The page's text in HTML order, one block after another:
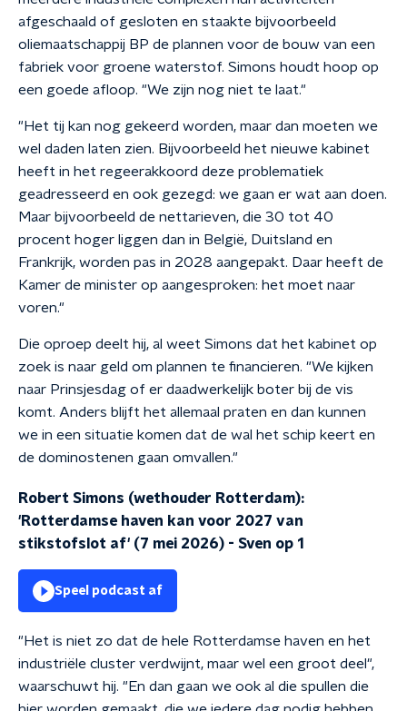
afgeschaald of gesloten en staakte bijvoorbeeld
oliemaatschappij BP de plannen voor de bouw van een
fabriek voor groene waterstof. Simons houdt hoop op
een goede afloop. "We zijn nog niet te laat."
"Het tij kan nog gekeerd worden, maar dan moeten we
wel daden laten zien. Bijvoorbeeld het nieuwe kabinet
heeft in het regeerakkoord deze problematiek
geadresseerd en ook gezegd: we gaan er wat aan doen.
Maar bijvoorbeeld de nettarieven, die 30 tot 40
procent hoger liggen dan in België, Duitsland en
Frankrijk, worden pas in 2028 aangepakt. Daar heeft de
Kamer de minister op aangesproken: het moet naar
voren."
Die oproep deelt hij, al weet Simons dat het kabinet op
zoek is naar geld om plannen te financieren. "We kijken
naar Prinsjesdag of er daadwerkelijk boter bij de vis
komt. Anders blijft het allemaal praten en dan kunnen
we in een situatie komen dat de wal het schip keert en
de dominostenen gaan omvallen."
Robert Simons (wethouder Rotterdam):
'Rotterdamse haven kan voor 2027 van
stikstofslot af' (7 mei 2026) - Sven op 1
Speel podcast af
"Het is niet zo dat de hele Rotterdamse haven en het
industriële cluster verdwijnt, maar wel een groot deel",
waarschuwt hij. "En dan gaan we ook al die spullen die